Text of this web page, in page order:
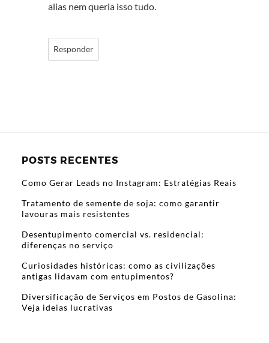
alias nem queria isso tudo.
Responder
POSTS RECENTES
Como Gerar Leads no Instagram: Estratégias Reais
Tratamento de semente de soja: como garantir
lavouras mais resistentes
Desentupimento comercial vs. residencial:
diferenças no serviço
Curiosidades históricas: como as civilizações
antigas lidavam com entupimentos?
Diversificação de Serviços em Postos de Gasolina:
Veja ideias lucrativas